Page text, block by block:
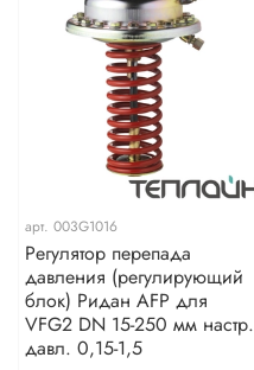
арт. 003G1016
Регулятор перепада
давления (регулирующий
блок) Ридан AFP для
VFG2 DN 15-250 мм настр.
давл. 0,15-1,5